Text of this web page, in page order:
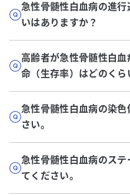
急性骨髄性白血病の進
いはありますか？
高齢者が急性骨髄性白
命（生存率）はどのくら
急性骨髄性白血病の染
さい。
急性骨髄性白血病のス
てください。